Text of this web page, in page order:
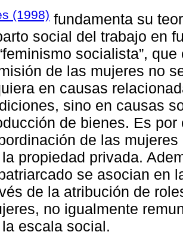
(1998) fundamenta su
social del trabajo en
socialista”,
de las mujeres no
en causas
sino en causas
de bienes. Es
de las
propiedad privada.
se asocian en
de la atribución de
no igualmente
escala social.